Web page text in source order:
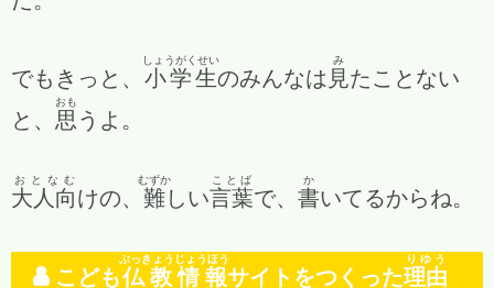
でもきっと、 小学生
しょうがくせい
のみんなは 見
み
たことない
と、 思
おも
うよ。
大人向
おとなむ
けの、 難
むずか
しい言葉
ことば
で、 書
か
いてるからね。
こども仏教
ぶっきょう
情報
じょうほう
サイトをつくった理由
りゆう